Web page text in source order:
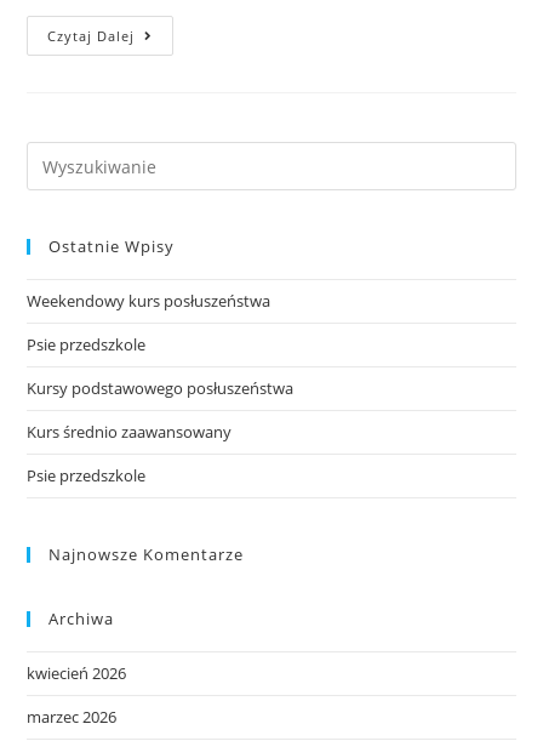
Czytaj Dalej Psie
Przedszkole
Search
this
Ostatnie Wpisy
Weekendowy kurs posłuszeństwa
Psie przedszkole
Kursy podstawowego posłuszeństwa
Kurs średnio zaawansowany
Psie przedszkole
Najnowsze Komentarze
Archiwa
kwiecień 2026
marzec 2026